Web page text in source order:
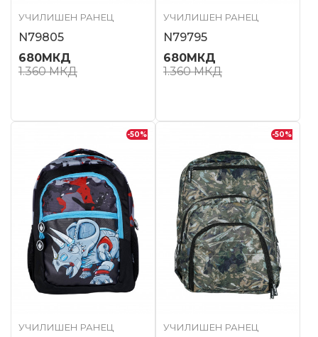
УЧИЛИШЕН РАНЕЦ
N79805
680МКД
1.360МКД
УЧИЛИШЕН РАНЕЦ
N79795
680МКД
1.360МКД
-50%
УЧИЛИШЕН РАНЕЦ
-50%
УЧИЛИШЕН РАНЕЦ